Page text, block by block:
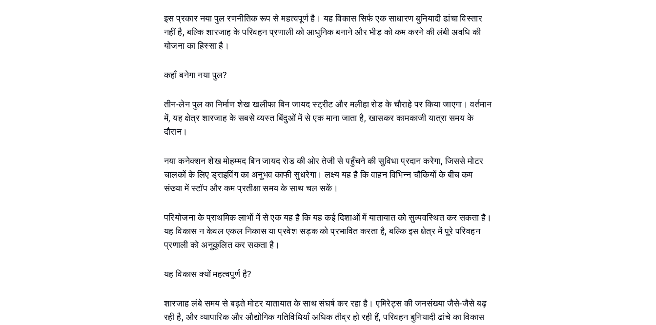
इस प्रकार नया पुल रणनीतिक रूप से महत्वपूर्ण है। यह विकास सिर्फ एक साधारण बुनियादी ढांचा विस्तार
नहीं है, बल्कि शारजाह के परिवहन प्रणाली को आधुनिक बनाने और भीड़ को कम करने की लंबी अवधि की
योजना का हिस्सा है।
कहाँ बनेगा नया पुल?
तीन-लेन पुल का निर्माण शेख खलीफा बिन जायद स्ट्रीट और मलीहा रोड के चौराहे पर किया जाएगा। वर्तमान
में, यह क्षेत्र शारजाह के सबसे व्यस्त बिंदुओं में से एक माना जाता है, खासकर कामकाजी यात्रा समय के
दौरान।
नया कनेक्शन शेख मोहम्मद बिन जायद रोड की ओर तेजी से पहुँचने की सुविधा प्रदान करेगा, जिससे मोटर
चालकों के लिए ड्राइविंग का अनुभव काफी सुधरेगा। लक्ष्य यह है कि वाहन विभिन्न चौकियों के बीच कम
संख्या में स्टॉप और कम प्रतीक्षा समय के साथ चल सकें।
परियोजना के प्राथमिक लाभों में से एक यह है कि यह कई दिशाओं में यातायात को सुव्यवस्थित कर सकता है।
यह विकास न केवल एकल निकास या प्रवेश सड़क को प्रभावित करता है, बल्कि इस क्षेत्र में पूरे परिवहन
प्रणाली को अनुकूलित कर सकता है।
यह विकास क्यों महत्वपूर्ण है?
शारजाह लंबे समय से बढ़ते मोटर यातायात के साथ संघर्ष कर रहा है। एमिरेट्स की जनसंख्या जैसे-जैसे बढ़
रही है, और व्यापारिक और औद्योगिक गतिविधियाँ अधिक तीव्र हो रही हैं, परिवहन बुनियादी ढांचे का विकास